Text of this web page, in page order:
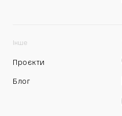
Інше
Проєкти
Блог